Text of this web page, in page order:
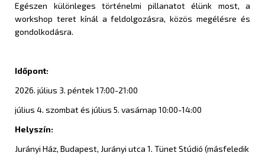
Egészen különleges történelmi pillanatot élünk most, a
workshop teret kínál a feldolgozásra, közös megélésre és
gondolkodásra.
Időpont:
2026. július 3. péntek 17:00-21:00
július 4. szombat és július 5. vasárnap 10:00-14:00
Helyszín:
Jurányi Ház, Budapest, Jurányi utca 1. Tünet Stúdió (másfeledik